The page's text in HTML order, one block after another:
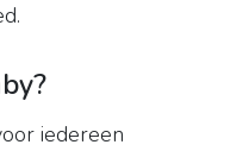
iedereen